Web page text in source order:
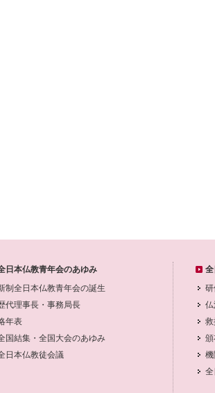
日本仏教青年会のあゆみ
制全日本仏教青年会の誕生
代理事長・事務局長
年表
国結集・全国大会のあゆみ
日本仏教徒会議
頒
機
全